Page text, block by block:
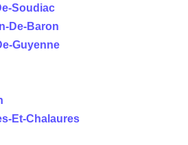
Soudiac
De-Baron
Guyenne
Et-Chalaures